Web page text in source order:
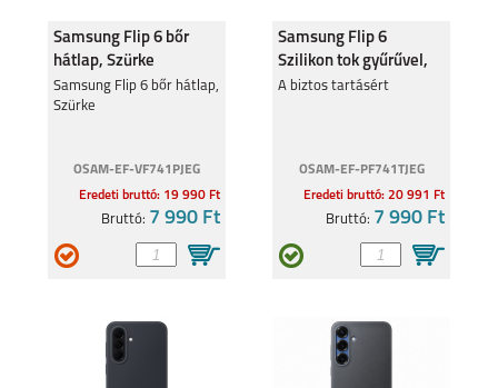
Samsung Flip 6 bőr
hátlap, Szürke
Samsung Flip 6 bőr hátlap,
Szürke
OSAM-EF-VF741PJEG
Eredeti bruttó: 19 990 Ft
Bruttó: 7 990 Ft
Samsung Flip 6
Szilikon tok gyűrűvel,
Szürke
A biztos tartásért
OSAM-EF-PF741TJEG
Eredeti bruttó: 20 991 Ft
Bruttó: 7 990 Ft